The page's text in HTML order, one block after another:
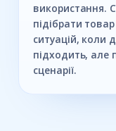
використання.
підібрати
ситуацій, коли
підходить, але
сценарії.